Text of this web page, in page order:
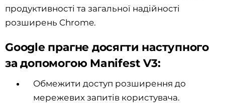
продуктивності та загальної надійності
розширень Chrome.
Google прагне досягти наступного
за допомогою Manifest V3:
Обмежити доступ розширення до
мережевих запитів користувача.